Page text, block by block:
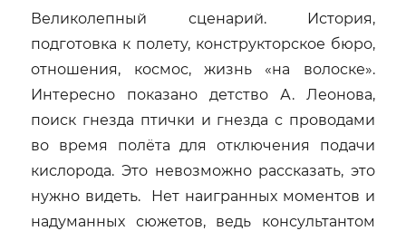
Великолепный сценарий. История,
подготовка к полету, конструкторское бюро,
отношения, космос, жизнь «на волоске».
Интересно показано детство А. Леонова,
поиск гнезда птички и гнезда с проводами
во время полёта для отключения подачи
кислорода. Это невозможно рассказать, это
нужно видеть. Нет наигранных моментов и
надуманных сюжетов, ведь консультантом